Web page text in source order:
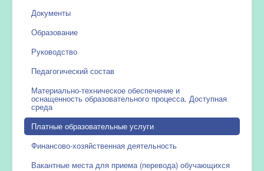
Документы
Образование
Руководство
Педагогический состав
Материально-техническое обеспечение и
оснащенность образовательного процесса. Доступная
среда
Платные образовательные услуги
Финансово-хозяйственная деятельность
Вакантные места для приема (перевода) обучающихся